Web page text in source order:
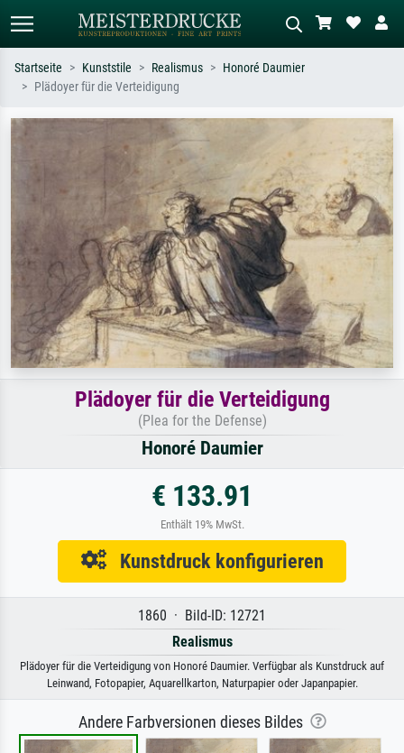
Suchen Sie nach Künstlern, Werktiteln
oder Stilen – z.B. Monet,
Sternennacht, Impressionismus, Welle
Wiese, Abstrakt mit viel Rot, Dunkles
Ölgemälde, Stehender Akt neben einem
Baum.
Startseite Kunststile Realismus
Honoré Daumier
Plädoyer für die Verteidigung
Plädoyer für die Verteidigung
(Plea for the Defense)
Honoré Daumier
€ 133.91
Enthält 19% MwSt.
Kunstdruck konfigurieren
1860 · Bild-ID: 12721
Realismus
Plädoyer für die Verteidigung von Honoré Daumier. Verfügbar als Kunstdruck auf
Leinwand, Fotopapier, Aquarellkarton, Naturpapier oder Japanpapier.
Andere Farbversionen dieses Bildes